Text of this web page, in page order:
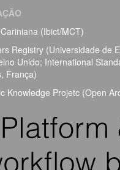
(Ibict/MCT)
Registry (Universidade de
Unido; International
França)
Knowledge Projetc (Open